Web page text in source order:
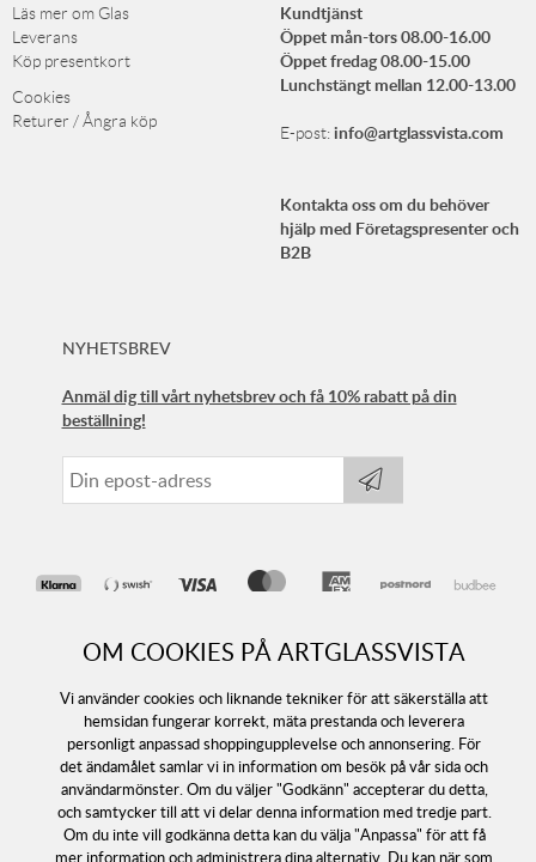
OM COOKIES PÅ ARTGLASSVISTA
Vi använder cookies och liknande tekniker för att säkerställa att
hemsidan fungerar korrekt, mäta prestanda och leverera
personligt anpassad shoppingupplevelse och annonsering. För
det ändamålet samlar vi in information om besök på vår sida och
användarmönster. Om du väljer "Godkänn" accepterar du detta,
och samtycker till att vi delar denna information med tredje part.
Om du inte vill godkänna detta kan du välja "Anpassa" för att få
mer information och administrera dina alternativ. Du kan när som
Läs mer om Glas
Leverans
Köp presentkort
Cookies
Returer / Ångra köp
Kundtjänst
Öppet mån-tors 08.00-16.00
Öppet fredag 08.00-15.00
Lunchstängt mellan 12.00-13.00
E-post:info@artglassvista.com
Kontakta oss om du behöver
hjälp med Företagspresenter och
B2B
NYHETSBREV
Anmäl dig till vårt nyhetsbrev och få 10% rabatt på din
beställning!
Följ oss